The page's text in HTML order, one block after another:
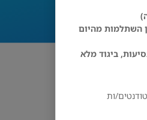
השתלמות מהיום
ביגוד מלא